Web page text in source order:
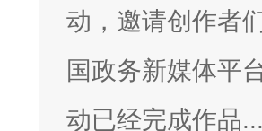
动，邀请创作者
国政务新媒体
动已经完成作品